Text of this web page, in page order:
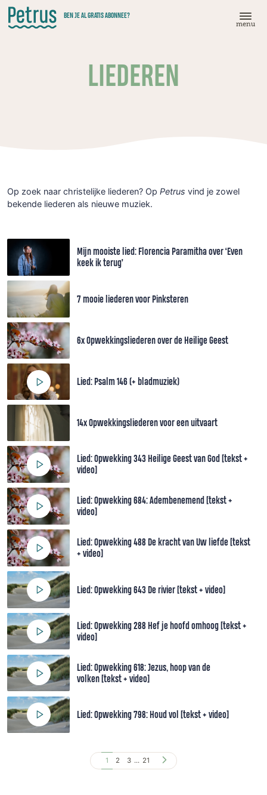
Doorgaan
naar
hoofdinhoud
BEN JE AL GRATIS ABONNEE?
menu
LIEDEREN
Op zoek naar christelijke liederen? Op Petrus vind je zowel
bekende liederen als nieuwe muziek.
Mijn mooiste lied: Florencia Paramitha over ‘Even
keek ik terug’
7 mooie liederen voor Pinksteren
6x Opwekkingsliederen over de Heilige Geest
Lied: Psalm 146 (+ bladmuziek)
14x Opwekkingsliederen voor een uitvaart
Lied: Opwekking 343 Heilige Geest van God [tekst +
video]
Lied: Opwekking 684: Adembenemend [tekst +
video]
Lied: Opwekking 488 De kracht van Uw liefde [tekst
+ video]
Lied: Opwekking 643 De rivier [tekst + video]
Lied: Opwekking 288 Hef je hoofd omhoog [tekst +
video]
Lied: Opwekking 618: Jezus, hoop van de
volken [tekst + video]
Lied: Opwekking 798: Houd vol [tekst + video]
1 2 3 ... 21